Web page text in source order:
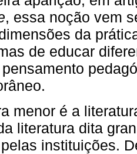
, essa noção vem
da
de educar
menor é a
literatura dita
instituições.